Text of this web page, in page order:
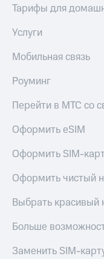
Тарифы для
Услуги
Мобильная связь
Роуминг
Перейти в МТС со
Оформить eSIM
Оформить SIM-
Оформить чистый
Выбрать красивый
Больше
Заменить SIM-